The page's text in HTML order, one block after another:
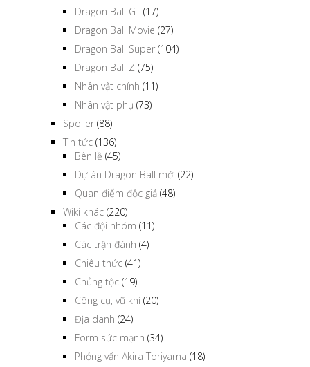
Dragon Ball GT (17)
Dragon Ball Movie (27)
Dragon Ball Super (104)
Dragon Ball Z (75)
Nhân vật chính (11)
Nhân vật phụ (73)
Spoiler (88)
Tin tức (136)
Bên lề (45)
Dự án Dragon Ball mới (22)
Quan điểm độc giả (48)
Wiki khác (220)
Các đội nhóm (11)
Các trận đánh (4)
Chiêu thức (41)
Chủng tộc (19)
Công cụ, vũ khí(20)
Địa danh (24)
Form sức mạnh (34)
Phỏng vấn Akira Toriyama (18)